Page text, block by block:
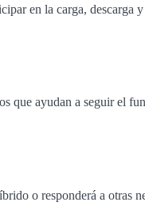
en la carga, descarga
que ayudan a seguir el
o responderá a otras